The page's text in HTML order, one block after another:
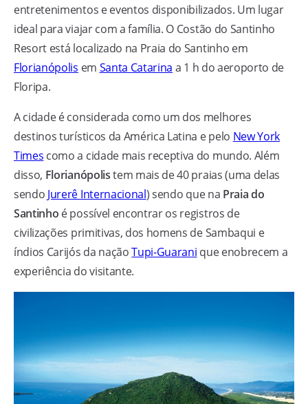
entretenimentos e eventos disponibilizados. Um lugar
ideal para viajar com a família. O Costão do Santinho
Resort está localizado na Praia do Santinho em
Florianópolis em Santa Catarina a 1 h do aeroporto de
Floripa.
A cidade é considerada como um dos melhores
destinos turísticos da América Latina e pelo New York
Times como a cidade mais receptiva do mundo. Além
disso, Florianópolistem mais de 40 praias (uma delas
sendo Jurerê Internacional) sendo que na Praia do
Santinho é possível encontrar os registros de
civilizações primitivas, dos homens de Sambaqui e
índios Carijós da naçãoTupi-Guarani que enobrecem a
experiência do visitante.